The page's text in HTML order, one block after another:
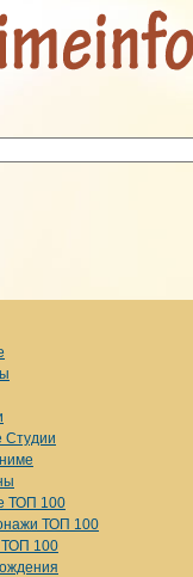
Студии
ТОП 100
ТОП 100
100